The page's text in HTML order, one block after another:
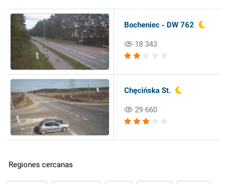
Bocheniec - DW 762
18 343
Chęcińska St.
29 660
Regiones cercanas